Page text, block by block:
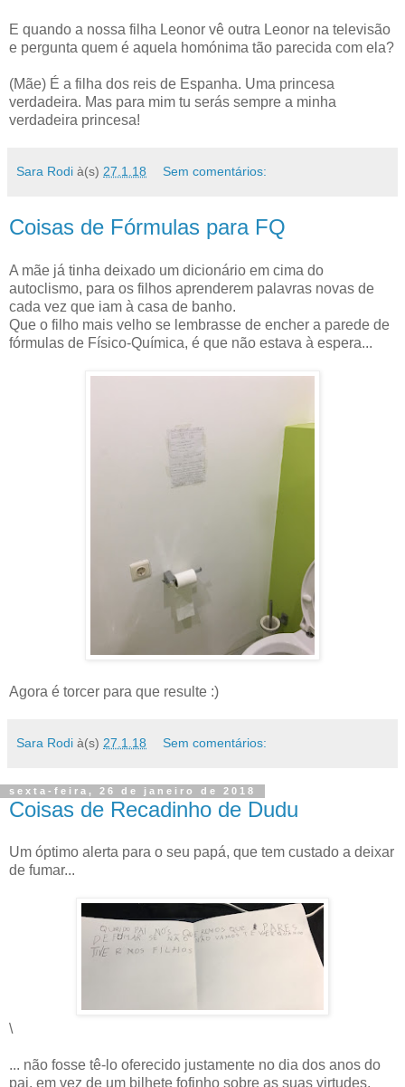
E quando a nossa filha Leonor vê outra Leonor na televisão
e pergunta quem é aquela homónima tão parecida com ela?
(Mãe) É a filha dos reis de Espanha. Uma princesa
verdadeira. Mas para mim tu serás sempre a minha
verdadeira princesa!
Sara Rodi à(s) 27.1.18 Sem comentários:
Coisas de Fórmulas para FQ
A mãe já tinha deixado um dicionário em cima do
autoclismo, para os filhos aprenderem palavras novas de
cada vez que iam à casa de banho.
Que o filho mais velho se lembrasse de encher a parede de
fórmulas de Físico-Química, é que não estava à espera...
Agora é torcer para que resulte :)
Sara Rodi à(s) 27.1.18 Sem comentários:
sexta-feira, 26 de janeiro de 2018
Coisas de Recadinho de Dudu
Um óptimo alerta para o seu papá, que tem custado a deixar
de fumar...
\
... não fosse tê-lo oferecido justamente no dia dos anos do
pai, em vez de um bilhete fofinho sobre as suas virtudes.